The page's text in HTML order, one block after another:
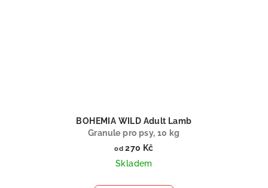
BOHEMIA WILD Adult Lamb
Granule pro psy, 10 kg
od 270 Kč
Skladem